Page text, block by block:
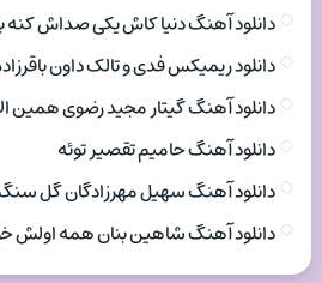
دانلود آهنگ دنیا کاش یکی صداش
دانلود ریمیکس فدی و تالک داون
دانلود آهنگ گیتار مجید رضوی همین
دانلود آهنگ حامیم تقصیر توئه
دانلود آهنگ سهیل مهرزادگان گل
دانلود آهنگ شاهین بنان همه اولش